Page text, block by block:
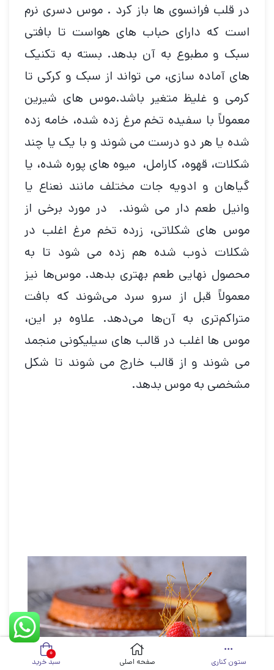
در قلب فرانسوی ها باز کرد . موس دسری نرم
است که دارای حباب های هواست تا بافتی
سبک و مطبوع به آن بدهد. بسته به تکنیک
های آماده سازی، می تواند از سبک و کرکی تا
کرمی و غلیظ متغیر باشد.موس های شیرین
معمولاً با سفیده تخم مرغ زده شده، خامه زده
شده یا هر دو درست می شوند و با یک یا چند
شکلات، قهوه، کارامل، میوه های پوره شده، یا
گیاهان و ادویه جات مختلف مانند نعناع یا
وانیل طعم دار می شوند. در مورد برخی از
موس های شکلاتی، زرده تخم مرغ اغلب در
شکلات ذوب شده هم زده می شود تا به
محصول نهایی طعم بهتری بدهد. موس‌ها نیز
معمولاً قبل از سرو سرد می‌شوند که بافت
متراکم‌تری به آن‌ها می‌دهد. علاوه بر این،
موس ها اغلب در قالب های سیلیکونی منجمد
می شوند و از قالب خارج می شوند تا شکل
مشخصی به موس بدهد.
ستون کناری صفحه اصلی
۰
سبد خرید